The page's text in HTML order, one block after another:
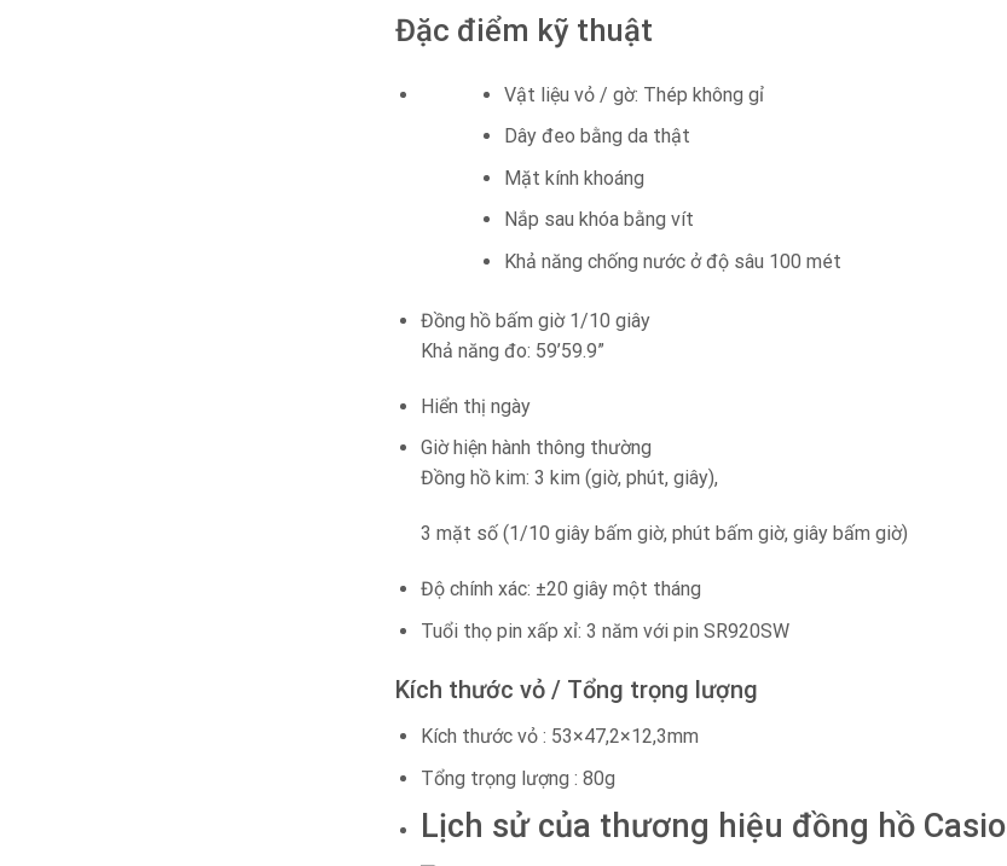
Đặc điểm kỹ thuật
Vật liệu vỏ / gờ: Thép không gỉ
Dây đeo bằng da thật
Mặt kính khoáng
Nắp sau khóa bằng vít
Khả năng chống nước ở độ sâu 100 mét
Đồng hồ bấm giờ 1/10 giây
Khả năng đo: 59’59.9”
Hiển thị ngày
Giờ hiện hành thông thường
Đồng hồ kim: 3 kim (giờ, phút, giây),
3 mặt số (1/10 giây bấm giờ, phút bấm giờ, giây bấm giờ)
Độ chính xác: ±20 giây một tháng
Tuổi thọ pin xấp xỉ: 3 năm với pin SR920SW
Kích thước vỏ / Tổng trọng lượng
Kích thước vỏ : 53×47,2×12,3mm
Tổng trọng lượng : 80g
Lịch sử của thương hiệu đồng hồ Casio